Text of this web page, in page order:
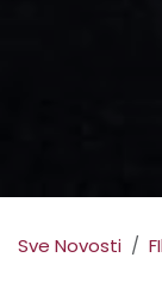
Sve Novosti